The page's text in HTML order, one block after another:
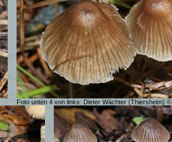
Foto unten 4 von links: Dieter Wächter (Thiersheim) ©